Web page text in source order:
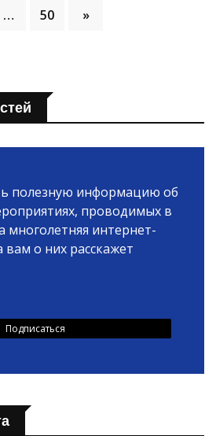
… 50 »
полезную информацию об
проводимых в
многолетняя интернет-
вам о них расскажет